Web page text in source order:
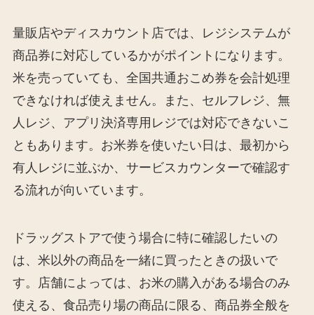
量販店やディスカウント店では、レジシステムが
商品券に対応しているかがポイントになります。
米を売っていても、全国共通おこめ券を会計処理
できなければ使えません。また、セルフレジ、無
人レジ、アプリ決済専用レジでは対応できないこ
ともあります。お米券を使いたい日は、最初から
有人レジに並ぶか、サービスカウンターで確認す
る流れが向いています。
ドラッグストアで使う場合に特に確認したいの
は、米以外の商品を一緒に買ったときの扱いで
す。店舗によっては、お米の購入がある場合のみ
使える、食品売り場の商品に限る、商品券全般を